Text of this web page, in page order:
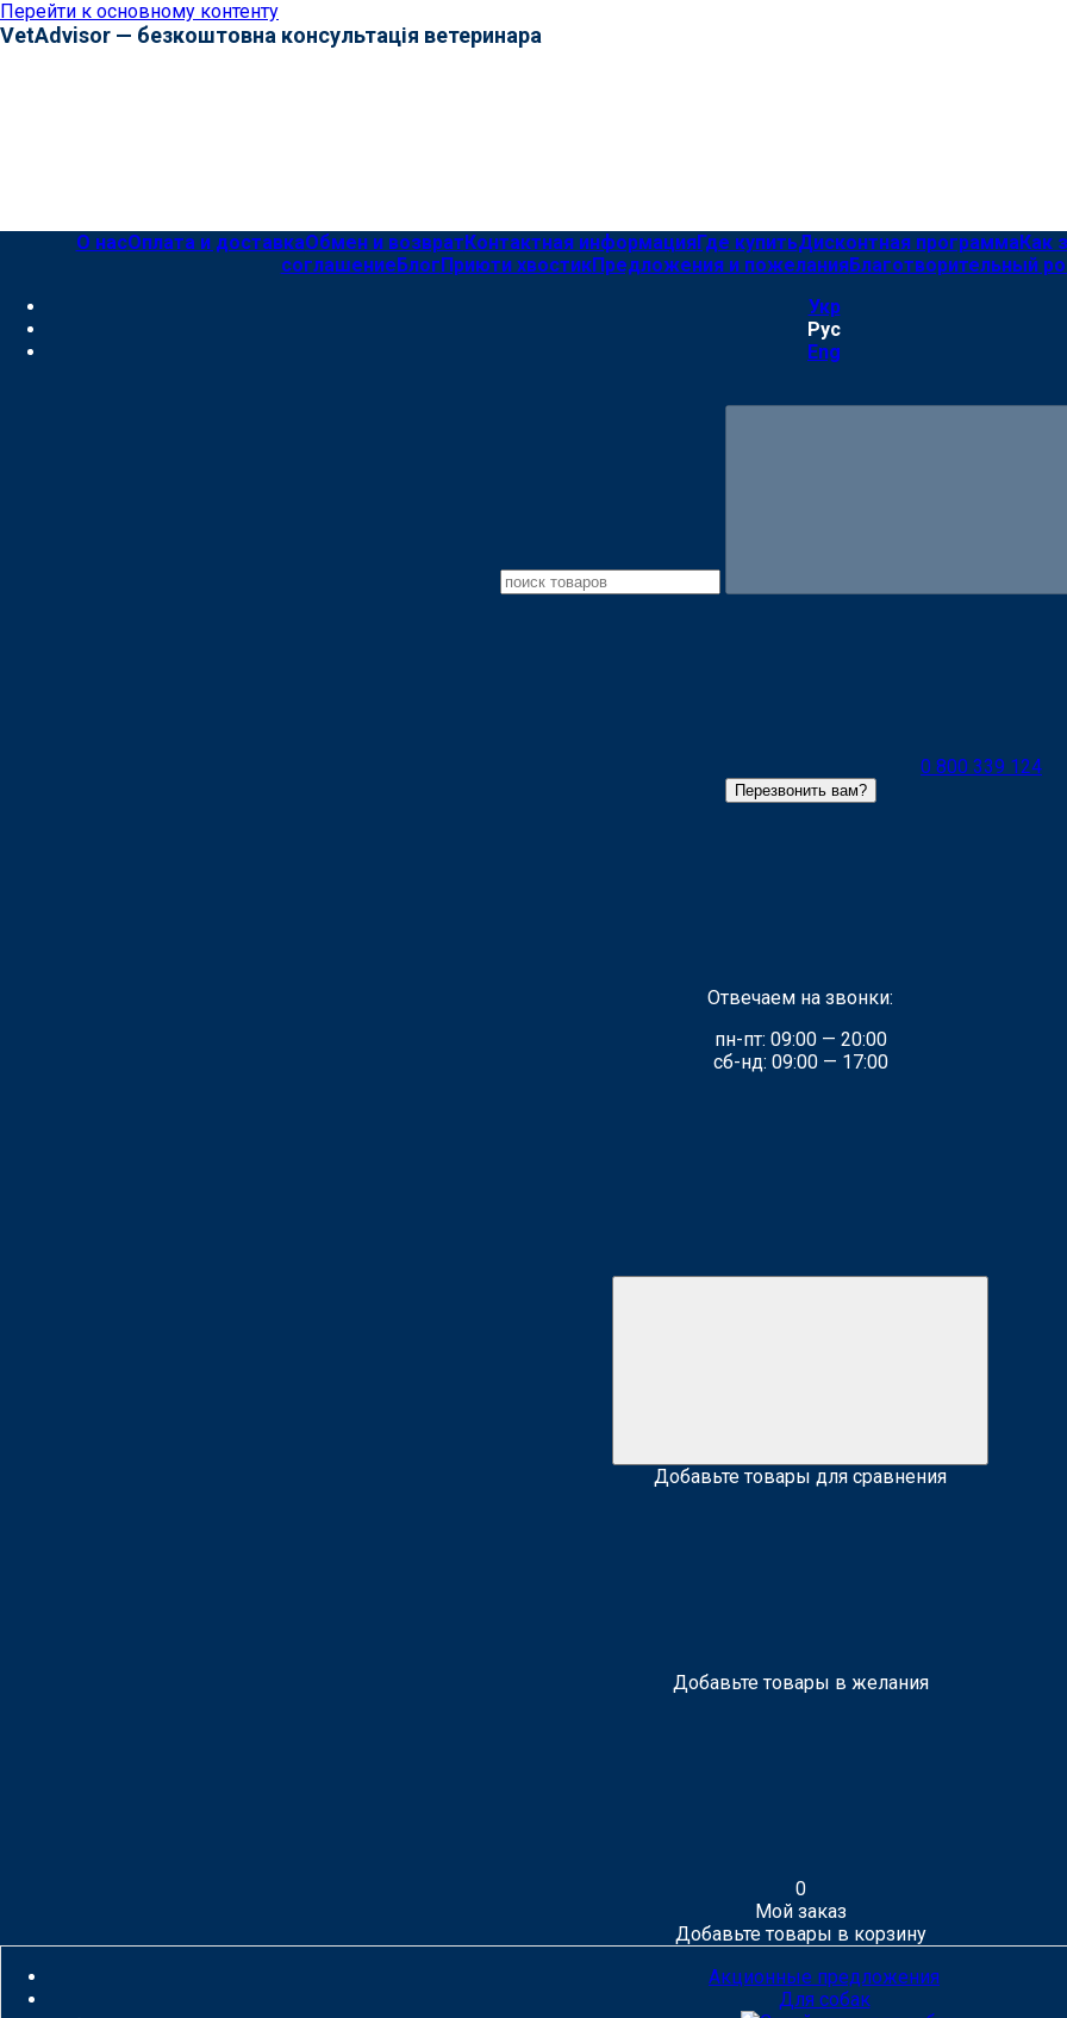
Перейти к основному контенту
VetAdvisor — безкоштовна консультація ветеринара
О насОплата и доставкаОбмен и возвратКонтактная информацияГде купитьДисконтная программаКак
соглашениеБлогПриюти хвостикПредложения и пожеланияБлаготворительный
Укр
Рус
Eng
0 800 339 124
Перезвонить вам?
Отвечаем на звонки:
пн-пт: 09:00 — 20:00
сб-нд: 09:00 — 17:00
Добавьте товары для сравнения
Добавьте товары в желания
0
Мой заказ
Добавьте товары в корзину
Акционные предложения
Для собак